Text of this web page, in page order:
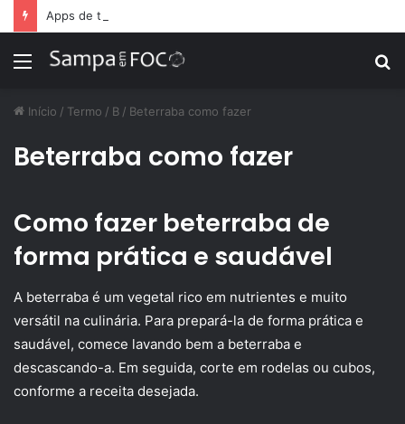
Menu
Início / Termo / B / Beterraba como fazer
Beterraba como fazer
Como fazer beterraba de
forma prática e saudável
A beterraba é um vegetal rico em nutrientes e muito
versátil na culinária. Para prepará-la de forma prática e
saudável, comece lavando bem a beterraba e
descascando-a. Em seguida, corte em rodelas ou cubos,
conforme a receita desejada.